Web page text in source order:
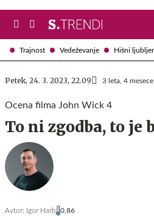
Trajnost Vedeževanje Hišni
Petek, 24. 3. 2023, 22.09 3 leta, 4 mesece
Ocena filma John Wick 4
To ni zgodba, to je
Avtor: Igor Harb 0,86